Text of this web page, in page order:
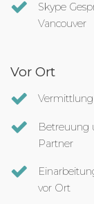
Skype
Vancouver
Vor Ort
Betreuung
Partner
vor Ort